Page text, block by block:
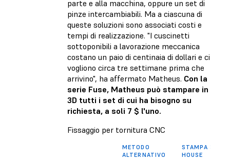
parte e alla macchina, oppure un set di
pinze intercambiabili. Ma a ciascuna di
queste soluzioni sono associati costi e
tempi di realizzazione. "I cuscinetti
sottoponibili a lavorazione meccanica
costano un paio di centinaia di dollari e ci
vogliono circa tre settimane prima che
arrivino", ha affermato Matheus. Con la
serie Fuse, Matheus può stampare in
3D tutti i set di cui ha bisogno su
richiesta, a soli 7 $ l'uno.
Fissaggio per tornitura CNC
METODO
ALTERNATIVO
STAMPA 3D IN-
HOUSE